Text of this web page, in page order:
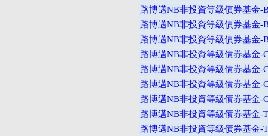
路博邁NB非投資等級債券基金-
路博邁NB非投資等級債券基金-
路博邁NB非投資等級債券基金-
路博邁NB非投資等級債券基金-
路博邁NB非投資等級債券基金-
路博邁NB非投資等級債券基金-
路博邁NB非投資等級債券基金-
路博邁NB非投資等級債券基金-
路博邁NB非投資等級債券基金-